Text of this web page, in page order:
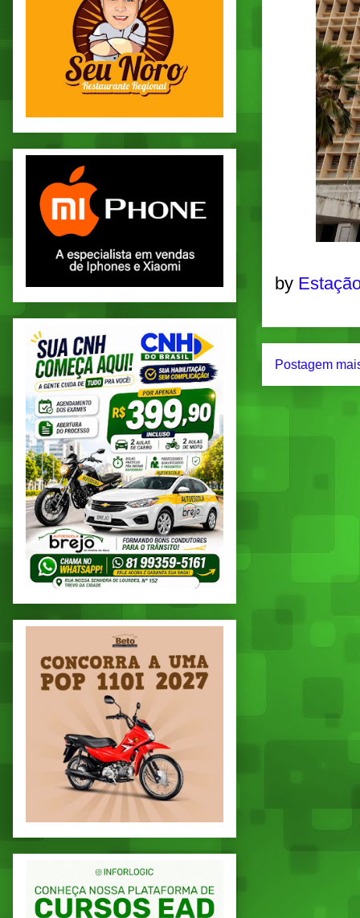
by
Postagem